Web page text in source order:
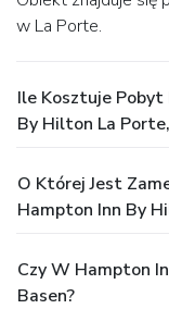
w La Porte.
Ile Kosztuje Pobyt
By Hilton La
O Której Jest
Hampton Inn By
Czy W Hampton
Basen?